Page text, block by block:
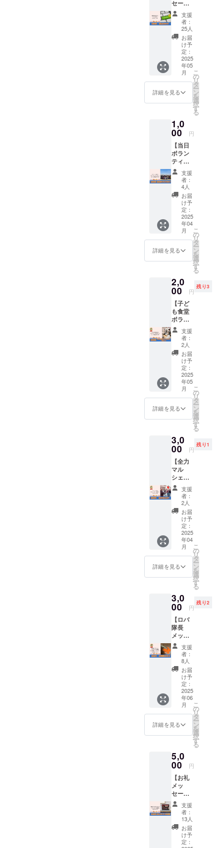
生メンバー
は30人を超
えます。
川崎市多摩
区、区役所1
階に事務所
を構えてい
ます。地域
地域に貢献
したい方、
地域をもっ
と楽しみた
い方、お気
軽にお越し
ください。
セー
ジ】 多
摩SDC
の学生
メン
バーよ
り、真
心を込
めてお
礼メッ
セージ
を送ら
せてい
ただき
■お礼
メー
ル…
CAMPF
IREでの
メッ
セージ
機能か
ら送信
いたし
ますの
で、登
録メー
ルアド
レスに
受信し
ます。
可能で
す。応
援の気
持ちの
上乗せ
大歓迎
です！
【注意
事項】
・イベ
ント当
日、雨
天時は
4/27(日)
に順延
となり
ます。
も、開
催当日
や、注
意報・
警報級
の気象
予報が
出され
た場
合、主
催者の
判断で
イベン
トを中
る場合
があり
ント中
止の場
合で
も、本
リター
ンは履
行いた
しま
す。
支援
者：
25人
お届
け予
定：
2025
年05
月
詳細を見る
こ
の
リ
タ
ー
ン
を
選
択
す
る
1,0
00 円
【当日
ボラン
ティア
スタッ
フ権】
第5回登
戸・た
まがわ
マル
シェ当
日の運
営に関
わって
いただ
きま
す。
手段】
・
CAMPF
IREでの
メッ
セージ
機能か
ら集合
時間・
場所等
を連絡
いたし
ます。
登録
メール
アドレ
スに受
ト当日
の連絡
手段と
して、
電話を
使用す
る場合
があり
ます。
そのた
め、連
絡先
（お届
け先）
の記入
が必要
です。
4/26当
日に終
場にて
参加可
能の
方。 ・
他ス
タッフ
やご来
場の方
と調和
のとれ
たコ
ミュニ
ション
ができ
までの
交通費
は各自
のご負
担とな
りま
す。 ・
反社会
勢力の
方々に
ついて
は、参
支援
者：
4人
お届
け予
定：
2025
年04
月
詳細を見る
こ
の
リ
タ
ー
ン
を
選
択
す
る
2,0
00 円
残り3
【子ど
も食堂
ボラン
ティア
スタッ
フ＋お
礼の
メー
ル】 毎
月第3木
曜日に
開催さ
れる子
ども食
堂のボ
ラン
ができ
ます。
【注意
事項
①】 ・
子ども
食堂当
日、
16:45~
19:30頃
まで参
加でき
る方に
限らせ
ていた
だきま
す。 ・
各自の
ご負担
となり
ます。
・反社
会勢力
の方々
につい
ては、
参加を
ご遠慮
いただ
いてお
りま
す。
【注意
事項
日、雨
天時は
に順延
となり
ます。
順延日
程につ
いて
も、開
催当日
の天候
支援
者：
2人
お届
け予
定：
2025
年05
月
詳細を見る
こ
の
リ
タ
ー
ン
を
選
択
す
る
3,0
00 円
残り1
【全力
マル
シェガ
イド】
当日に
マル
シェの
会場を1
周して
各コン
テンツ
をガイ
ドしま
す。
【注意
事項】
マル
シェガ
イド
は、現
地集
合・現
地解散
となり
ます。
交通手
段や宿
泊の手
配は含
まれて
おりま
せん。
・集合
どを予
定して
いま
す。 ・
会場ま
での交
通費は
各自の
ご負担
となり
ます。
・4月以
支援
者：
2人
お届
け予
定：
2025
年04
月
詳細を見る
こ
の
リ
タ
ー
ン
を
選
択
す
る
3,0
00 円
残り2
【ロバ
隊長
メッ
セー
ジ】 ■
ロバ隊
長…認
知症サ
ポー
ター
キャラ
バンの
象徴で
ある、
ロバさ
んのぬ
みスト
ラップ
■お礼
メッ
セー
ジ…感
謝の
メッ
セージ
を同封
いたし
ます。
支援
者：
8人
お届
け予
定：
2025
年06
月
詳細を見る
こ
の
リ
タ
ー
ン
を
選
択
す
る
5,0
00 円
【お礼
メッ
セージ
＋お礼
動画】
多摩
SDCの
学生メ
ンバー
支援
者：
13人
お届
け予
定：